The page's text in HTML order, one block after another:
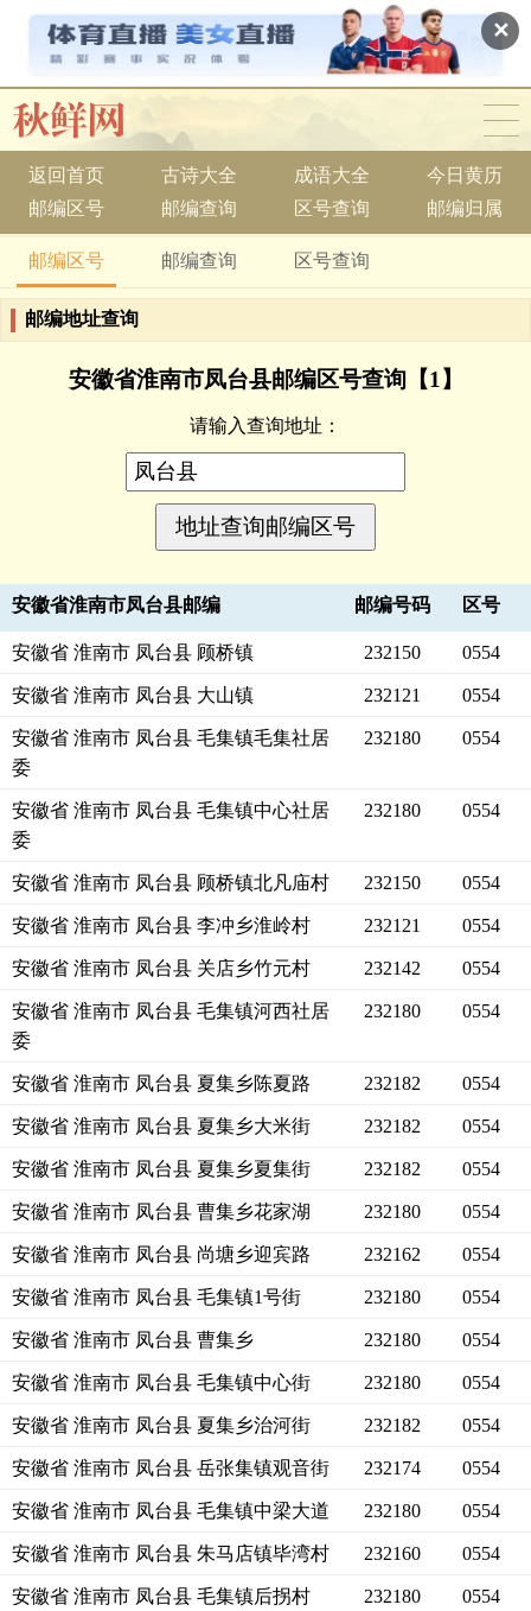
✕
返回首页 古诗大全 成语大全
今日黄历
邮编区号
邮编查询 区号查询 邮编归属
邮编区号 邮编查询 区号查询
邮编地址查询
安徽省淮南市凤台县邮编区号查询【1】
请输入查询地址：
安徽省淮南市凤台县邮编 邮编号码 区号
安徽省 淮南市 凤台县 顾桥镇 232150 0554
安徽省 淮南市 凤台县 大山镇 232121 0554
安徽省 淮南市 凤台县 毛集镇毛集社居
委
232180 0554
安徽省 淮南市 凤台县 毛集镇中心社居
委
232180 0554
安徽省 淮南市 凤台县 顾桥镇北凡庙村 232150 0554
安徽省 淮南市 凤台县 李冲乡淮岭村 232121 0554
安徽省 淮南市 凤台县 关店乡竹元村 232142 0554
安徽省 淮南市 凤台县 毛集镇河西社居
委
232180 0554
安徽省 淮南市 凤台县 夏集乡陈夏路 232182 0554
安徽省 淮南市 凤台县 夏集乡大米街 232182 0554
安徽省 淮南市 凤台县 夏集乡夏集街 232182 0554
安徽省 淮南市 凤台县 曹集乡花家湖 232180 0554
安徽省 淮南市 凤台县 尚塘乡迎宾路 232162 0554
安徽省 淮南市 凤台县 毛集镇1号街 232180 0554
安徽省 淮南市 凤台县 曹集乡 232180 0554
安徽省 淮南市 凤台县 毛集镇中心街 232180 0554
安徽省 淮南市 凤台县 夏集乡治河街 232182 0554
安徽省 淮南市 凤台县 岳张集镇观音街 232174 0554
安徽省 淮南市 凤台县 毛集镇中梁大道 232180 0554
安徽省 淮南市 凤台县 朱马店镇毕湾村 232160 0554
安徽省 淮南市 凤台县 毛集镇后拐村 232180 0554